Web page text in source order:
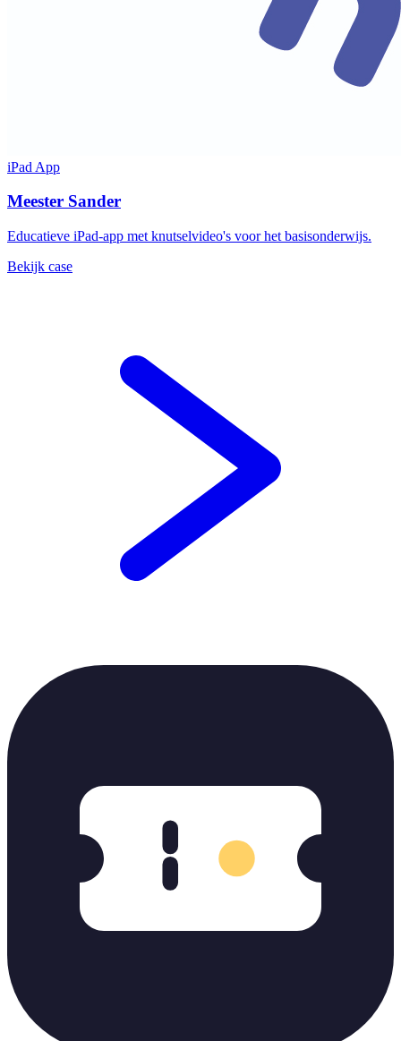
iPad App
Meester Sander
Educatieve iPad-app met knutselvideo's voor het basisonderwijs.
Bekijk case